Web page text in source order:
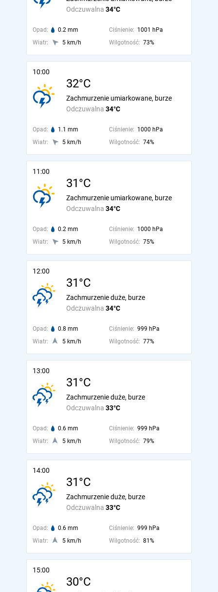
Odczuwalna 34°C
Opad: 0.2 mm Ciśnienie: 1001 hPa
Wiatr:
5 km/h Wilgotność: 73%
10:00
32°C
Odczuwalna 34°C
Zachmurzenie umiarkowane, burze
Opad: 1.1 mm Ciśnienie: 1000 hPa
Wiatr:
5 km/h Wilgotność: 74%
11:00
31°C
Odczuwalna 34°C
Zachmurzenie umiarkowane, burze
Opad: 0.2 mm Ciśnienie: 1000 hPa
Wiatr:
5 km/h Wilgotność: 75%
12:00
31°C
Odczuwalna 34°C
Zachmurzenie duże, burze
Opad: 0.8 mm Ciśnienie: 999 hPa
Wiatr:
5 km/h Wilgotność: 77%
13:00
31°C
Odczuwalna 33°C
Zachmurzenie duże, burze
Opad: 0.6 mm Ciśnienie: 999 hPa
Wiatr:
5 km/h Wilgotność: 79%
14:00
31°C
Odczuwalna 33°C
Zachmurzenie duże, burze
Opad: 0.6 mm Ciśnienie: 999 hPa
Wiatr:
5 km/h Wilgotność: 81%
15:00
30°C